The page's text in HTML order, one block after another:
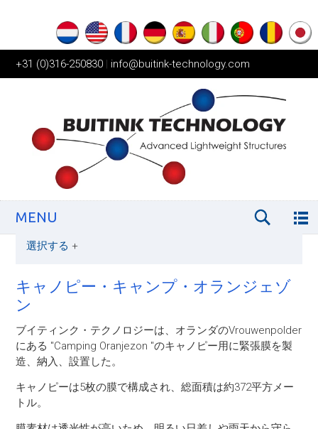
+31 (0)316-250830 | info@buitink-technology.com
MENU
選択する +
キャノピー・キャンプ・オランジェゾ
ン
ブイティンク・テクノロジーは、オランダのVrouwenpolder
にある "Camping Oranjezon "のキャノピー用に緊張膜を製
造、納入、設置した。
キャノピーは5枚の膜で構成され、総面積は約372平方メー
トル。